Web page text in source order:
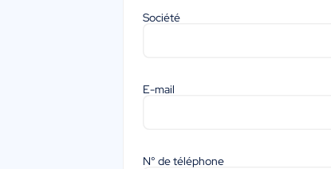
Société
E-mail
N° de téléphone